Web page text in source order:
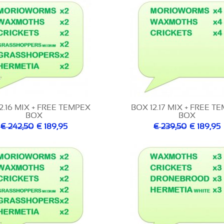
MIX + FREE TEMPEX
BOX
€ 242,50 € 189,95
BOX 12.17 MIX + FREE
BOX
€ 239,50 € 189,95